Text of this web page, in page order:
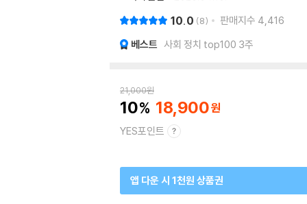
10.0 8 판매지수 4,416
베스트 사회 정치 top100 3주
21,000원
10 18,900
YES포인트
앱 다운 시 1천원 상품권